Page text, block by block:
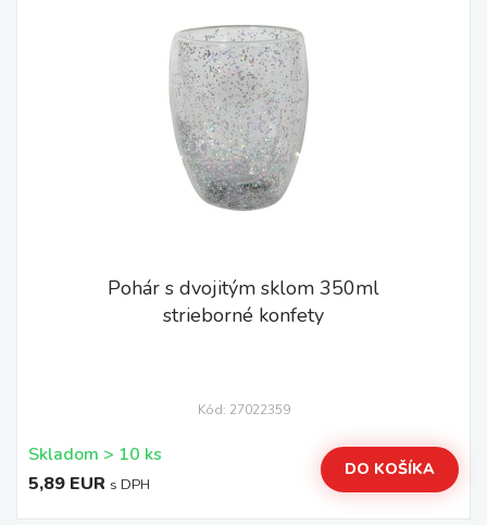
Pohár s dvojitým sklom 350ml
strieborné konfety
Kód: 27022359
Skladom > 10 ks
5,89 EUR s DPH
DO KOŠÍKA